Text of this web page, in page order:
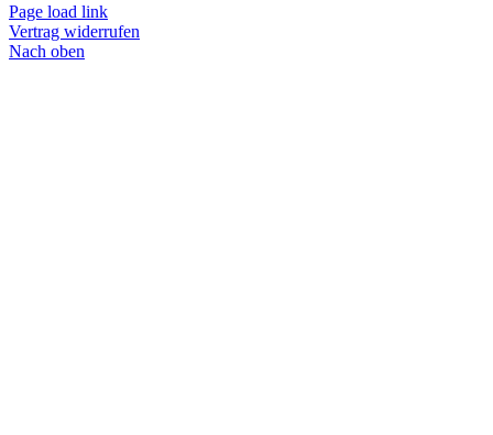
Page load link
Vertrag widerrufen
Nach oben